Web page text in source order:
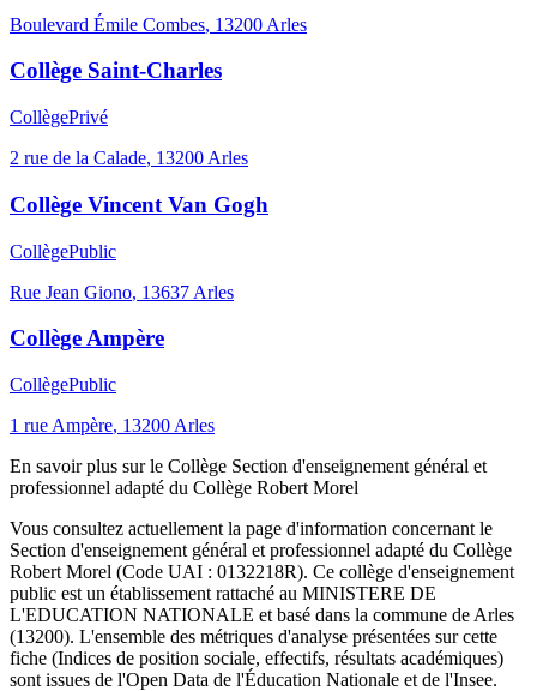
Boulevard Émile Combes, 13200 Arles
Collège Saint-Charles
CollègePrivé
2 rue de la Calade, 13200 Arles
Collège Vincent Van Gogh
CollègePublic
Rue Jean Giono, 13637 Arles
Collège Ampère
CollègePublic
1 rue Ampère, 13200 Arles
En savoir plus sur le Collège Section d'enseignement général et
professionnel adapté du Collège Robert Morel
Vous consultez actuellement la page d'information concernant le
Section d'enseignement général et professionnel adapté du Collège
Robert Morel (Code UAI : 0132218R). Ce collège d'enseignement
public est un établissement rattaché au MINISTERE DE
L'EDUCATION NATIONALE et basé dans la commune de Arles
(13200). L'ensemble des métriques d'analyse présentées sur cette
fiche (Indices de position sociale, effectifs, résultats académiques)
sont issues de l'Open Data de l'Éducation Nationale et de l'Insee.